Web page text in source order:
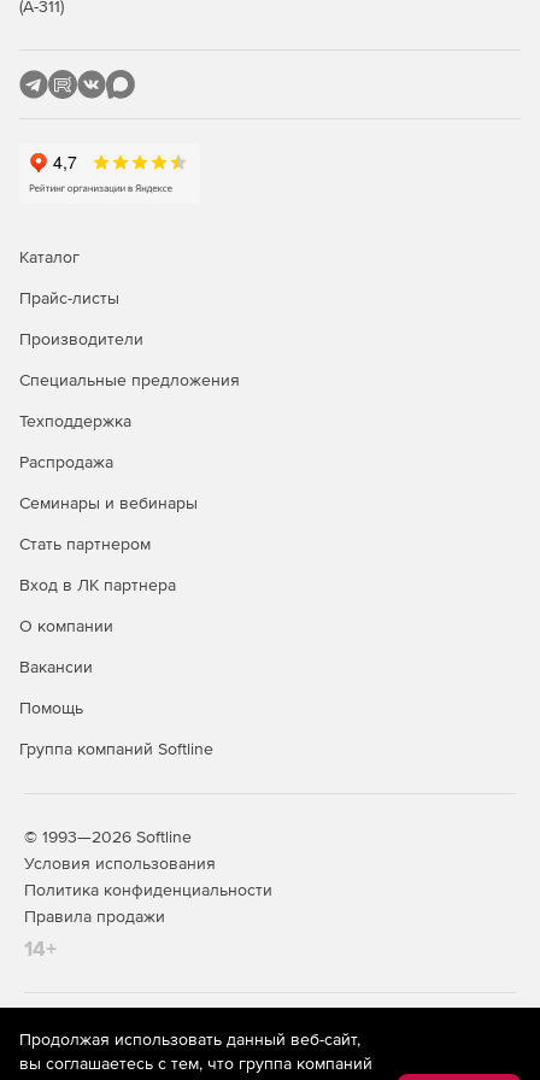
освещения (увеличение/уменьшение освещения,
прожекторы ит.д.), учитывать влияния света на объект,
DeepAccess предоставляет контроль комплексных
сцен, позволяет добавлять неограниченное число
Предусмотрены функции сортировки объектов по
размеру, типу и имени, управления и изменения
распределением процесса между несколькими
Установка и управление визуализационной сетью
SmartCow и NewCow.
RenderUp служит для визуализации изображения
любого размера и качества, обеспечивает контроль
созданного в других 3D-приложениях. Модуль
распознает популярные форматы изображений
статичные или анимированные персонажи,
Новое в линейке продуктов e-onSoftwareVue:
Новый проходWorldPointPosition, хранящий
разнообразные маски, компоненты визуализации и
(А-311)
Каталог
Прайс-листы
Производители
Специальные предложения
Техподдержка
Распродажа
Семинары и вебинары
Стать партнером
Вход в ЛК партнера
О компании
Вакансии
Помощь
Группа компаний Softline
© 1993—2026 Softline
Условия использования
Политика конфиденциальности
Правила продажи
14+
На информационном ресурсе store.softline.ru применяются
рекомендательные технологии
(информационные технологии
предоставления информации на основе сбора,
Продолжая использовать данный веб-сайт,
вы соглашаетесь с тем, что группа компаний